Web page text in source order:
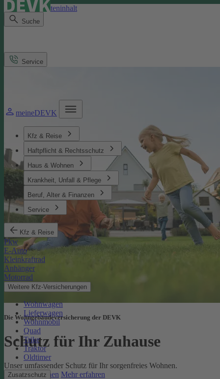
Direkt zum Seiteninhalt
Suche
meineDEVK
Kfz & Reise
Haftpflicht & Rechtsschutz
Haus & Wohnen
Krankheit, Unfall & Pflege
Beruf, Alter & Finanzen
Service
Kfz & Reise
Pkw
E-Auto
Kleinkraftrad
Anhänger
Motorrad
Weitere Kfz-Versicherungen
Wohnwagen
Lieferwagen
Wohnmobil
Quad
Trike
Traktor
Oldtimer
Zusatzschutz
Service
Die Wohngebäudeversicherung der DEVK
Schutz für Ihr Zuhause
Unser umfassender Schutz für Ihr sorgenfreies Wohnen.
Online berechnen Mehr erfahren